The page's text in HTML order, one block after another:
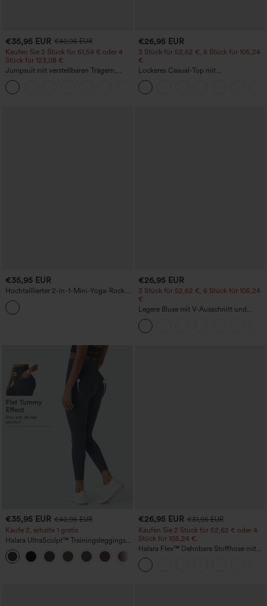
€35,95 EUR €40,95 EUR
Kaufen Sie 2 Stück für 61,54 € oder 4
Stück für 123,08 €.
Jumpsuit mit verstellbaren Trägern,
gerafftem Detail, weitem Bein und
meliertem Stoff, lässig, mit Taschen -
Easy Peezy
€26,95 EUR
3 Stück für 52,62 €, 6 Stück für 105,24
€
Lockeres Casual-Top mit
Rundhalsausschnitt und
Fledermausärmeln
€35,95 EUR
Hochtaillierter 2-in-1-Mini-Yoga-Rock
mit Tasche und kontrastierendem Mesh
€26,95 EUR
3 Stück für 52,62 €, 6 Stück für 105,24
€
Legere Bluse mit V-Ausschnitt und
kurzen Puffärmeln
€35,95 EUR €40,95 EUR
Kaufe 2, erhalte 1 gratis
Halara UltraSculpt™ Trainingsleggings
mit hohem Bund – raffende Push-up-
Po-Form, Bauchkontrolle, Taschen und
formende Passform
€26,95 EUR €31,95 EUR
Kaufen Sie 2 Stück für 52,62 € oder 4
Stück für 105,24 €.
Halara Flex™ Dehnbare Stoffhose mit
hohem Bund, Waffelmuster,
Seitentaschen und weitem Bein